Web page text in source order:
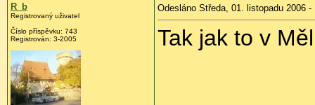
R_b
Registrovaný uživatel
Číslo příspěvku: 743
Registrován: 3-2005
Odesláno Středa, 01. listopadu 2006 -
Tak jak to v